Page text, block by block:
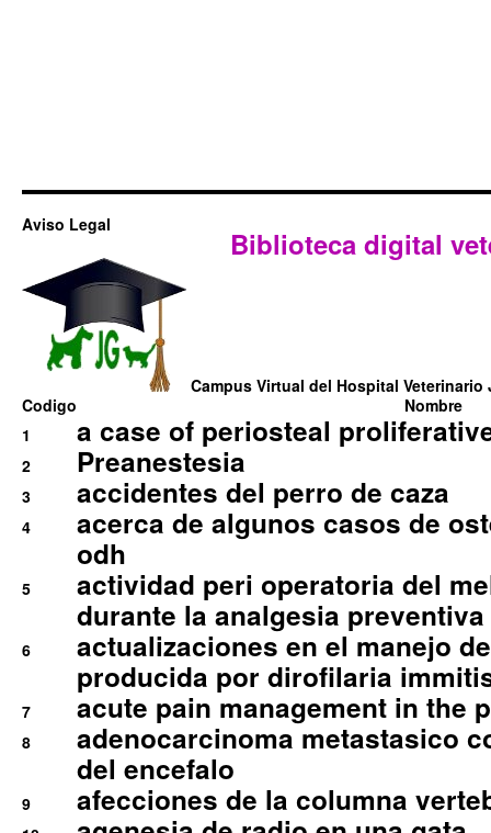
Aviso Legal
Biblioteca digital
Campus Virtual del Hospital Veterinario
Codigo
Nombre
1
a case of periosteal
2 Preanestesia
3 accidentes del perro de caza
4
acerca de algunos casos de
odh
5
actividad peri operatoria del
durante la analgesia
6
actualizaciones en el manejo
producida por dirofilaria
7 acute pain management in the
8
adenocarcinoma metastasico
del encefalo
9 afecciones de la columna